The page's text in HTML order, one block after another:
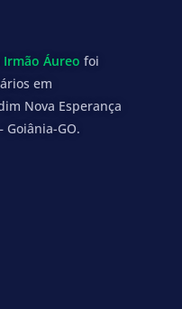
Áureo foi
em
Nova Esperança
Goiânia-GO.